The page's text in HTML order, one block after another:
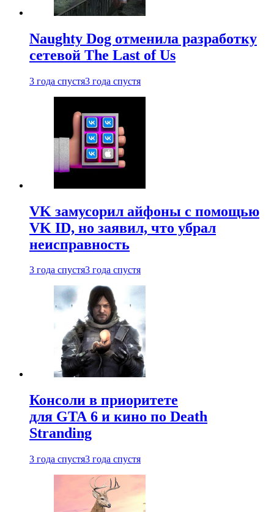
Naughty Dog отменила разработку
сетевой The Last of Us
3 года спустя3 года спустя
VK замусорил айфоны с помощью
VK ID, но заявил, что убрал
неисправность
3 года спустя3 года спустя
Консоли в приоритете
для GTA 6 и кино по Death
Stranding
3 года спустя3 года спустя